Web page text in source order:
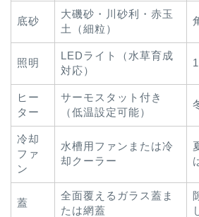
底砂
大磯砂・川砂利・赤玉
土（細粒）
照明
LEDライト（水草育成
対応）
ヒー
ター
サーモスタット付き
（低温設定可能）
冷却
ファ
ン
水槽用ファンまたは冷
却クーラー
蓋
全面覆えるガラス蓋ま
たは網蓋